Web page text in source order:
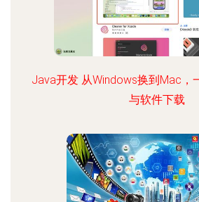
Java开发 从Windows换到Mac，
与软件下载